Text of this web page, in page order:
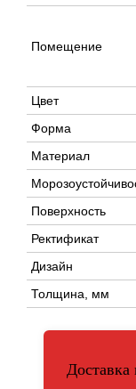
Помещение
Цвет
Форма
Материал
Поверхность
Ректификат
Дизайн
Толщина, мм